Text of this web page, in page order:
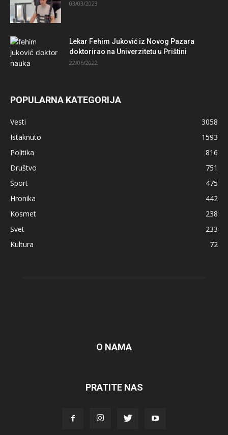
03/03/2023
Lekar Fehim Juković iz Novog Pazara
doktorirao na Univerzitetu u Prištini
22/06/2022
POPULARNA KATEGORIJA
Vesti
3058
Istaknuto
1593
Politika
816
Društvo
751
Sport
475
Hronika
442
Kosmet
238
Svet
233
Kultura
72
O NAMA
PRATITE NAS